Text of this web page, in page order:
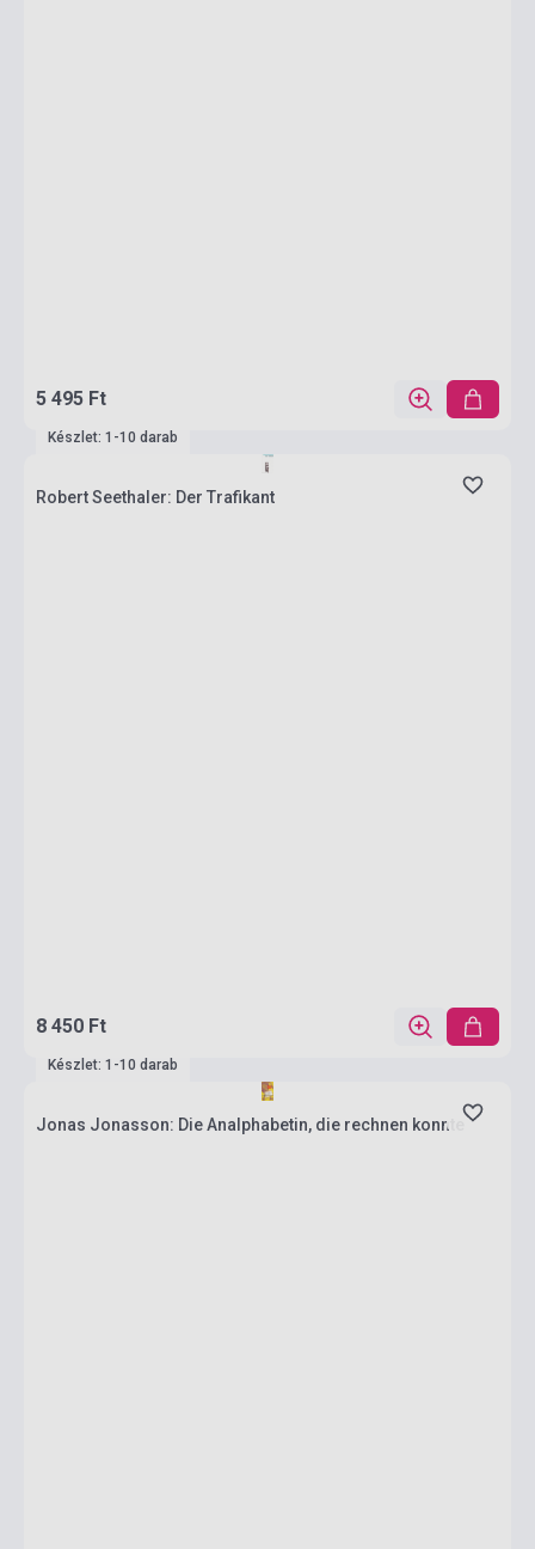
5 495 Ft
Készlet: 1-10 darab
Robert Seethaler: Der Trafikant
8 450 Ft
Készlet: 1-10 darab
Jonas Jonasson: Die Analphabetin, die rechnen konnte